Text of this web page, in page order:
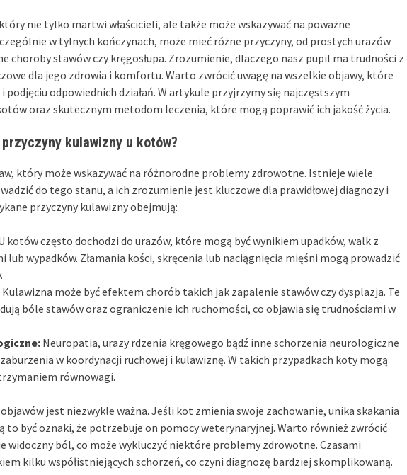
nie tylko martwi właścicieli, ale także może wskazywać na poważne
w tylnych kończynach, może mieć różne przyczyny, od prostych urazów
choroby stawów czy kręgosłupa. Zrozumienie, dlaczego nasz pupil ma trudności z
dla jego zdrowia i komfortu. Warto zwrócić uwagę na wszelkie objawy, które
podjęciu odpowiednich działań. W artykule przyjrzymy się najczęstszym
oraz skutecznym metodom leczenia, które mogą poprawić ich jakość życia.
kulawizny u kotów?
który może wskazywać na różnorodne problemy zdrowotne. Istnieje wiele
do tego stanu, a ich zrozumienie jest kluczowe dla prawidłowej diagnozy i
przyczyny kulawizny obejmują:
kotów często dochodzi do urazów, które mogą być wynikiem upadków, walk z
wypadków. Złamania kości, skręcenia lub naciągnięcia mięśni mogą prowadzić
Kulawizna może być efektem chorób takich jak zapalenie stawów czy dysplazja. Te
bóle stawów oraz ograniczenie ich ruchomości, co objawia się trudnościami w
Neuropatia, urazy rdzenia kręgowego bądź inne schorzenia neurologiczne
w koordynacji ruchowej i kulawiznę. W takich przypadkach koty mogą
równowagi.
jest niezwykle ważna. Jeśli kot zmienia swoje zachowanie, unika skakania
to być oznaki, że potrzebuje on pomocy weterynaryjnej. Warto również zwrócić
widoczny ból, co może wykluczyć niektóre problemy zdrowotne. Czasami
kilku współistniejących schorzeń, co czyni diagnozę bardziej skomplikowaną.